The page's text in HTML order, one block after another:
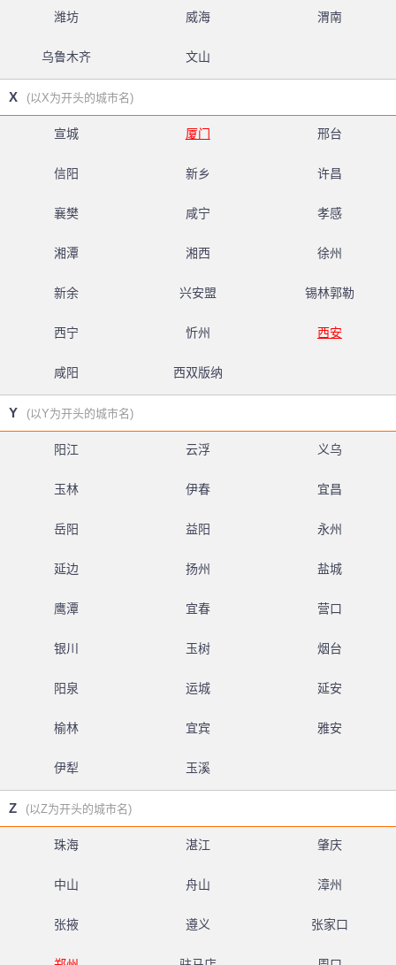
潍坊 威海 渭南
乌鲁木齐 文山
X (以X为开头的城市名)
宣城 厦门 邢台
信阳 新乡 许昌
襄樊 咸宁 孝感
湘潭 湘西 徐州
新余 兴安盟 锡林郭勒
西宁 忻州 西安
咸阳 西双版纳
Y (以Y为开头的城市名)
阳江 云浮 义乌
玉林 伊春 宜昌
岳阳 益阳 永州
延边 扬州 盐城
鹰潭 宜春 营口
银川 玉树 烟台
阳泉 运城 延安
榆林 宜宾 雅安
伊犁 玉溪
Z (以Z为开头的城市名)
珠海 湛江 肇庆
中山 舟山 漳州
张掖 遵义 张家口